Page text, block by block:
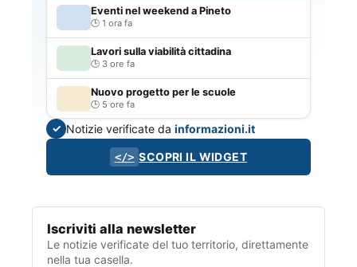
Eventi nel weekend a Pineto
1 ora fa
Lavori sulla viabilità cittadina
3 ore fa
Nuovo progetto per le scuole
5 ore fa
✓ Notizie verificate dainformazioni.it
</> SCOPRI IL WIDGET
Iscriviti alla newsletter
Le notizie verificate del tuo territorio, direttamente
nella tua casella.